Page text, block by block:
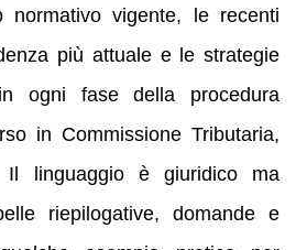
normativo vigente, le recenti
più attuale e le strategie
ogni fase della procedura
in Commissione Tributaria,
Il linguaggio è giuridico ma
riepilogative, domande e